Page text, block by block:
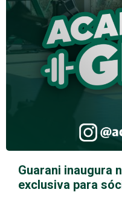
Guarani inaugura
exclusiva para